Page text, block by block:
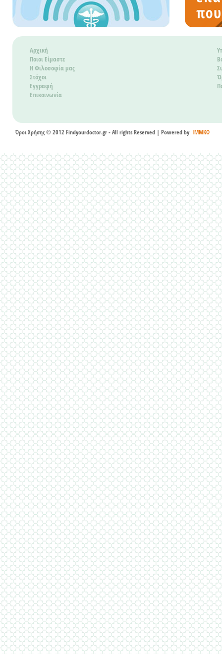
Κρήτη
TM
Το
έχουν
Αρχική
Ποιοι Είμαστε
Η Φιλοσοφία μας
Στόχοι
Εγγραφή
Επικοινωνία
Όροι Χρήσης© 2012 Findyourdoctor.gr - All rights Reserved | Powered by IMMKO